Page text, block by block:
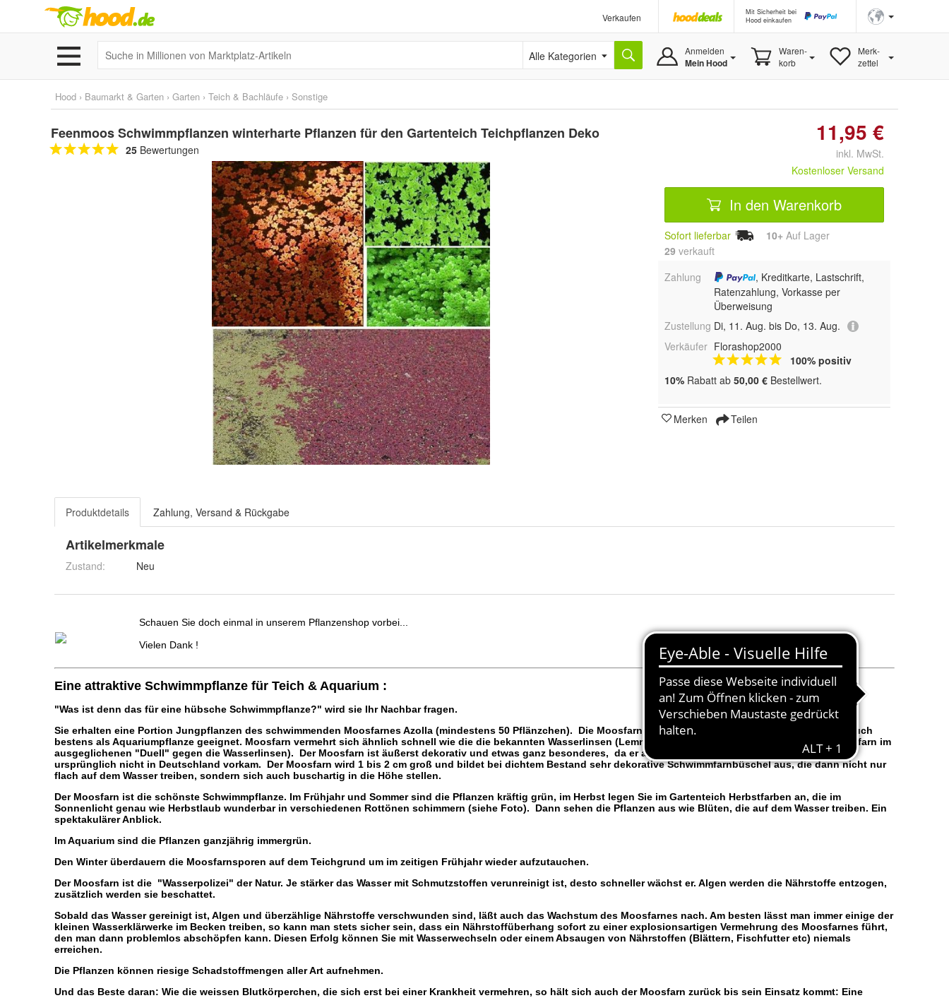
Verkaufen
Mit Sicherheit bei
Hood einkaufen
Alle Kategorien Anmelden
Mein Hood
Waren-
korb
Merk-
zettel
Hood › Baumarkt & Garten › Garten › Teich & Bachläufe › Sonstige
Feenmoos Schwimmpflanzen winterharte Pflanzen für den Gartenteich Teichpflanzen Deko
25 Bewertungen
11,95 €
inkl. MwSt.
Kostenloser Versand
In den Warenkorb
Sofort lieferbar 10+ Auf Lager
29 verkauft
Zahlung
, Kreditkarte, Lastschrift,
Ratenzahlung, Vorkasse per
Überweisung
Zustellung Di, 11. Aug. bis Do, 13. Aug.
Verkäufer Florashop2000
100% positiv
10% Rabatt ab 50,00 € Bestellwert.
Merken Teilen
Produktdetails Zahlung, Versand & Rückgabe
Artikelmerkmale
Zustand: Neu